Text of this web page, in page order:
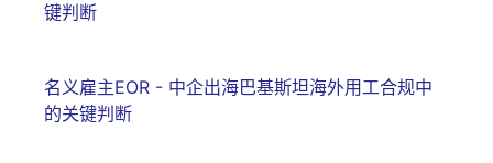
键判断
名义雇主EOR - 中企出海巴基斯坦海外用工合规中
的关键判断